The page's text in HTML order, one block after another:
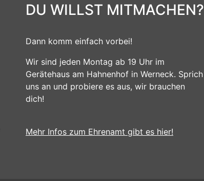
DU WILLST MITMACHEN?
Dann komm einfach vorbei!
Wir sind jeden Montag ab 19 Uhr im
Gerätehaus am Hahnenhof in Werneck. Sprich
uns an und probiere es aus, wir brauchen
dich!
Mehr Infos zum Ehrenamt gibt es hier!